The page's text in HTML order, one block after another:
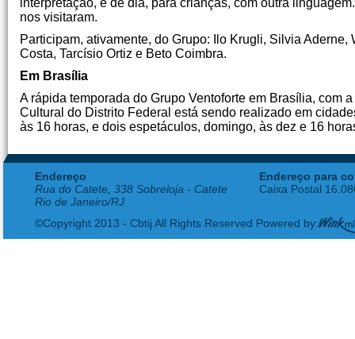
nos visitaram.
Participam, ativamente, do Grupo: Ilo Krugli, Silvia
Costa, Tarcísio Ortiz e Beto Coimbra.
Em Brasília
A rápida temporada do Grupo Ventoforte em Brasília, com
Cultural do Distrito Federal está sendo realizado em
às 16 horas, e dois espetáculos, domingo, às dez e 16
Endereço
Rua do Catete, 338 Sobreloja - Catete
Rio de Janeiro/RJ
Endereço para
Caixa Postal
©Copyright 2013 - Cbtij All Rights Reserved Powered by: